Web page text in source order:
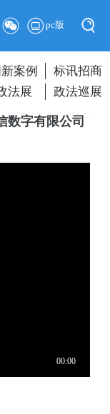
pc版
案例
标讯招商
法展 政法巡展
数字有限公司